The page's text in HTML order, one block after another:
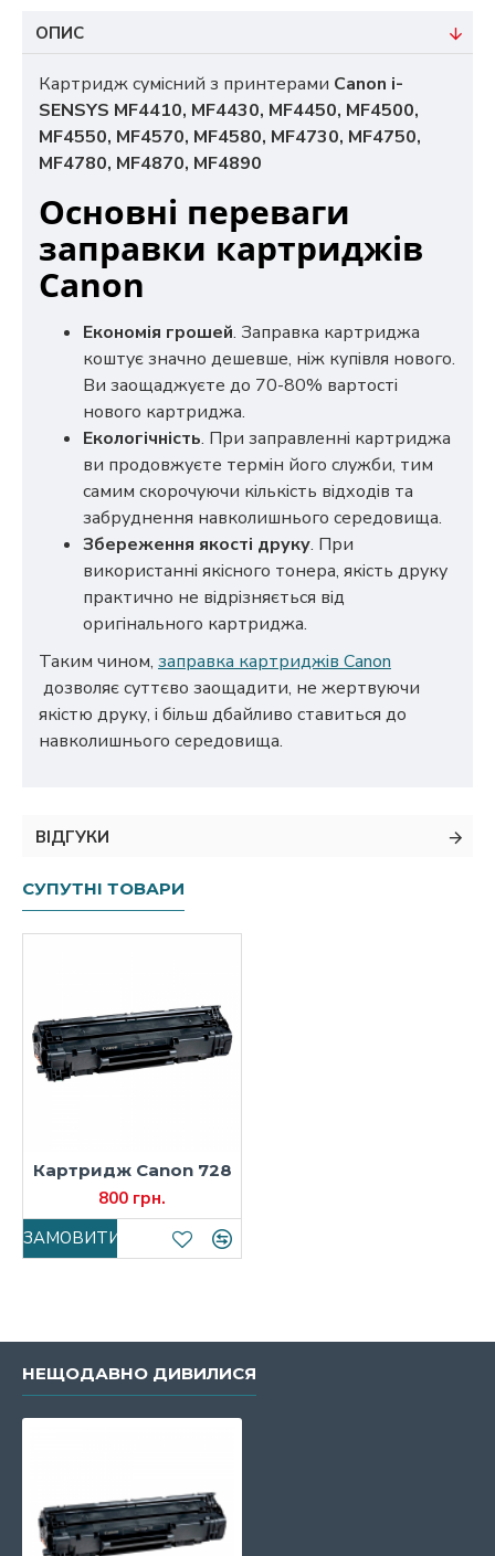
ОПИС
Картридж сумісний з принтерами Canon i-
SENSYS MF4410, MF4430, MF4450, MF4500,
MF4550, MF4570, MF4580, MF4730, MF4750,
MF4780, MF4870, MF4890
Основні переваги
заправки картриджів
Canon
Економія грошей. Заправка картриджа
коштує значно дешевше, ніж купівля нового.
Ви заощаджуєте до 70-80% вартості
нового картриджа.
Екологічність. При заправленні картриджа
ви продовжуєте термін його служби, тим
самим скорочуючи кількість відходів та
забруднення навколишнього середовища.
Збереження якості друку. При
використанні якісного тонера, якість друку
практично не відрізняється від
оригінального картриджа.
Таким чином, заправка картриджів Canon
дозволяє суттєво заощадити, не жертвуючи
якістю друку, і більш дбайливо ставиться до
навколишнього середовища.
ВІДГУКИ
СУПУТНІ ТОВАРИ
Картридж Canon 728
800 грн.
ЗАМОВИТИ
НЕЩОДАВНО ДИВИЛИСЯ